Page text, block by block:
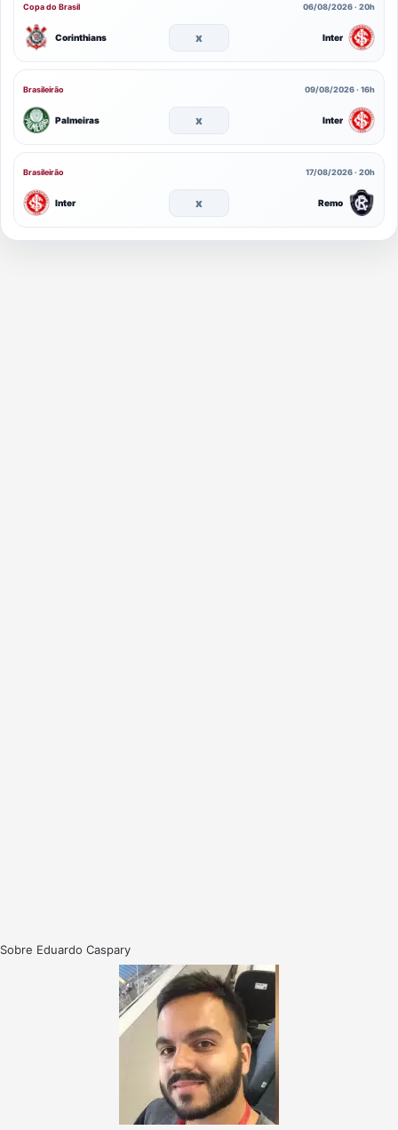
Copa do Brasil 06/08/2026 · 20h
Corinthians x Inter
Brasileirão 09/08/2026 · 16h
Palmeiras x Inter
Brasileirão 17/08/2026 · 20h
Inter x Remo
Sobre Eduardo Caspary